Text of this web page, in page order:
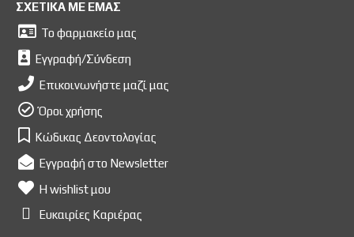
ΣΧΕΤΙΚΑ ΜΕ ΕΜΑΣ
Το φαρμακείο μας
Εγγραφή/Σύνδεση
Επικοινωνήστε μαζί μας
Όροι χρήσης
Κώδικας Δεοντολογίας
Εγγραφή στο Newsletter
Η wishlist μου
Ευκαιρίες Kαριέρας